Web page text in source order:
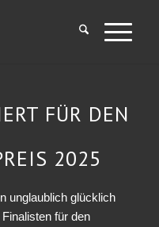
FÜR DEN
2025
unglaublich glücklich
für den